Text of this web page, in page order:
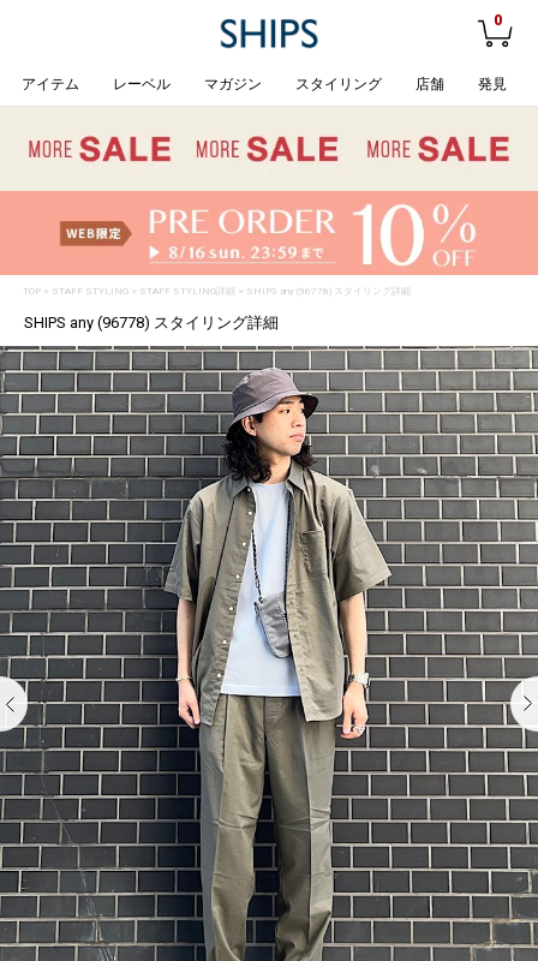
0
アイテム レーベル マガジン スタイリング 店舗 発見
TOP> STAFF STYLING> STAFF STYLING詳細 > SHIPS any (96778) スタイリング詳細
SHIPS any (96778) スタイリング詳細